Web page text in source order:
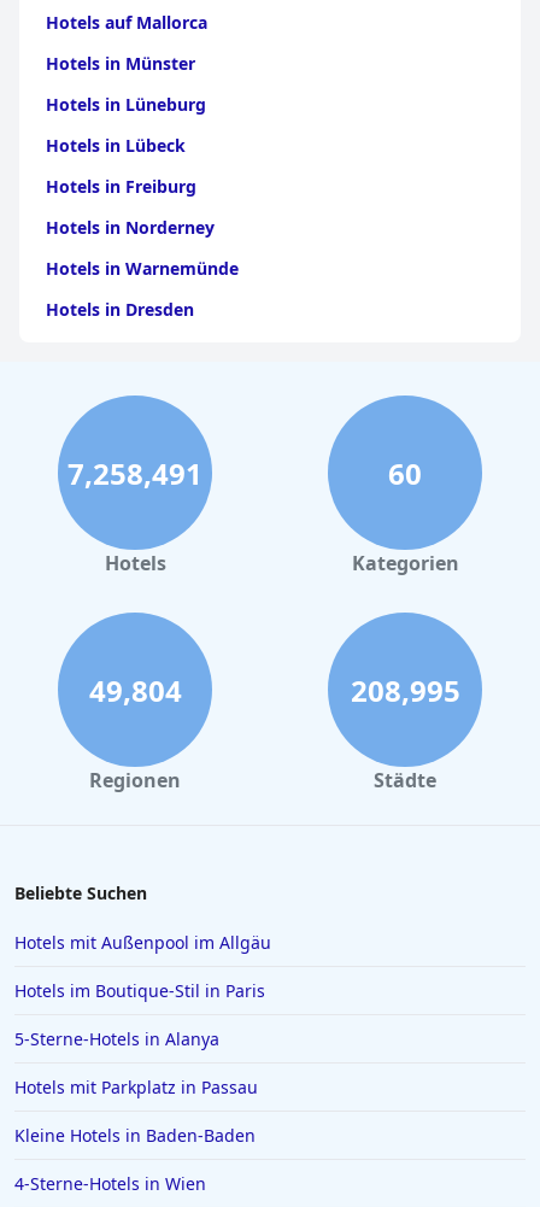
Hotels auf Mallorca
Hotels in Münster
Hotels in Lüneburg
Hotels in Lübeck
Hotels in Freiburg
Hotels in Norderney
Hotels in Warnemünde
Hotels in Dresden
Hotels in Stuttgart
Hotels in Leipzig
Hotels in Bamberg
Hotels in Nürnberg
Hotels in Büsum
Hotels in Amsterdam
Hotels in Bremen
Hotels in Potsdam
Hotels in Oberstdorf
Hotels in Lazise
Hotels auf Rhodos
Hotels in Den Haag
Hotels in Amalfi
Hotels in Meran
7,258,491
Hotels
60
Kategorien
49,804
Regionen
208,995
Städte
Beliebte Suchen
Hotels mit Außenpool im Allgäu
Hotels im Boutique-Stil in Paris
5-Sterne-Hotels in Alanya
Hotels mit Parkplatz in Passau
Kleine Hotels in Baden-Baden
4-Sterne-Hotels in Wien